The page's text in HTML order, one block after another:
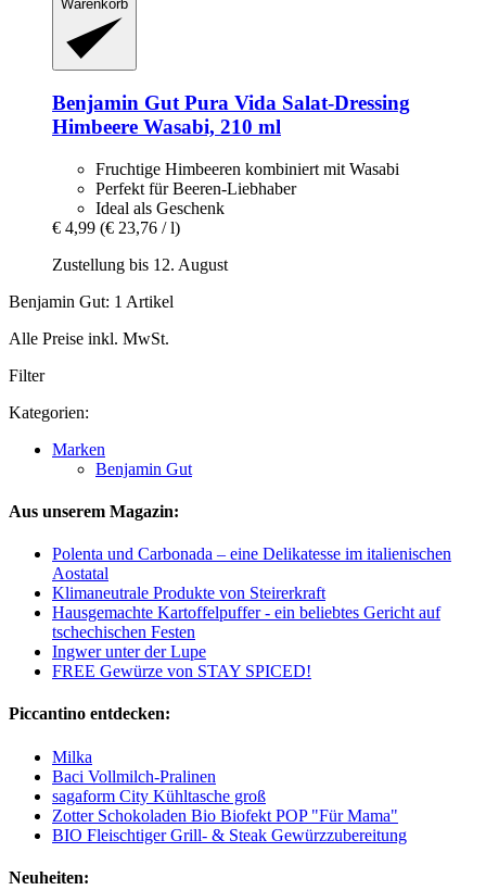
Warenkorb
Benjamin Gut Pura Vida Salat-​Dressing
Himbeere Wasabi, 210 ml
Fruchtige Himbeeren kombiniert mit Wasabi
Perfekt für Beeren-Liebhaber
Ideal als Geschenk
€ 4,99 (€ 23,76 / l)
Zustellung bis 12. August
Benjamin Gut: 1 Artikel
Alle Preise inkl. MwSt.
Filter
Kategorien:
Marken
Benjamin Gut
Aus unserem Magazin:
Polenta und Carbonada – eine Delikatesse im italienischen
Aostatal
Klimaneutrale Produkte von Steirerkraft
Hausgemachte Kartoffelpuffer - ein beliebtes Gericht auf
tschechischen Festen
Ingwer unter der Lupe
FREE Gewürze von STAY SPICED!
Piccantino entdecken:
Milka
Baci Vollmilch-Pralinen
sagaform City Kühltasche groß
Zotter Schokoladen Bio Biofekt POP "Für Mama"
BIO Fleischtiger Grill- & Steak Gewürzzubereitung
Neuheiten: